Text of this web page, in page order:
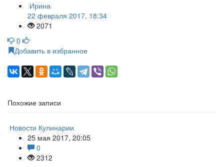
Ирина
22 февраля 2017, 18:34
2071
0
Добавить в избранное
Похожие записи
Новости Кулинарии
25 мая 2017, 20:05
0
2312